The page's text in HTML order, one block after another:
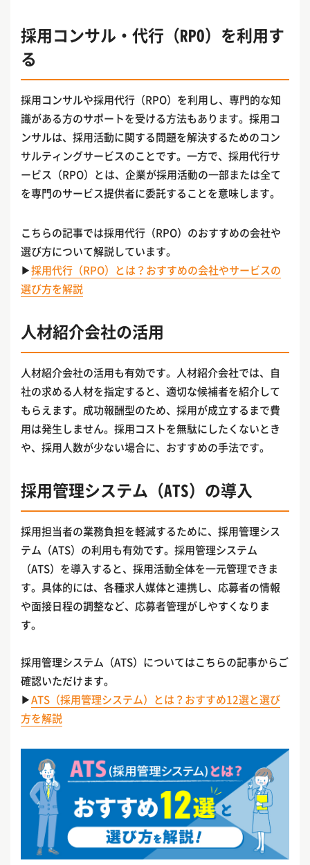
採用コンサル・代行（RPO）を利用す
る
採用コンサルや採用代行（RPO）を利用し、専門的な知
識がある方のサポートを受ける方法もあります。採用コ
ンサルは、採用活動に関する問題を解決するためのコン
サルティングサービスのことです。一方で、採用代行サ
ービス（RPO）とは、企業が採用活動の一部または全て
を専門のサービス提供者に委託することを意味します。
こちらの記事では採用代行（RPO）のおすすめの会社や
選び方について解説しています。
▶採用代行（RPO）とは？おすすめの会社やサービスの
選び方を解説
人材紹介会社の活用
人材紹介会社の活用も有効です。人材紹介会社では、自
社の求める人材を指定すると、適切な候補者を紹介して
もらえます。成功報酬型のため、採用が成立するまで費
用は発生しません。採用コストを無駄にしたくないとき
や、採用人数が少ない場合に、おすすめの手法です。
採用管理システム（ATS）の導入
採用担当者の業務負担を軽減するために、採用管理シス
テム（ATS）の利用も有効です。採用管理システム
（ATS）を導入すると、採用活動全体を一元管理できま
す。具体的には、各種求人媒体と連携し、応募者の情報
や面接日程の調整など、応募者管理がしやすくなりま
す。
採用管理システム（ATS）についてはこちらの記事からご
確認いただけます。
▶ATS（採用管理システム）とは？おすすめ12選と選び
方を解説